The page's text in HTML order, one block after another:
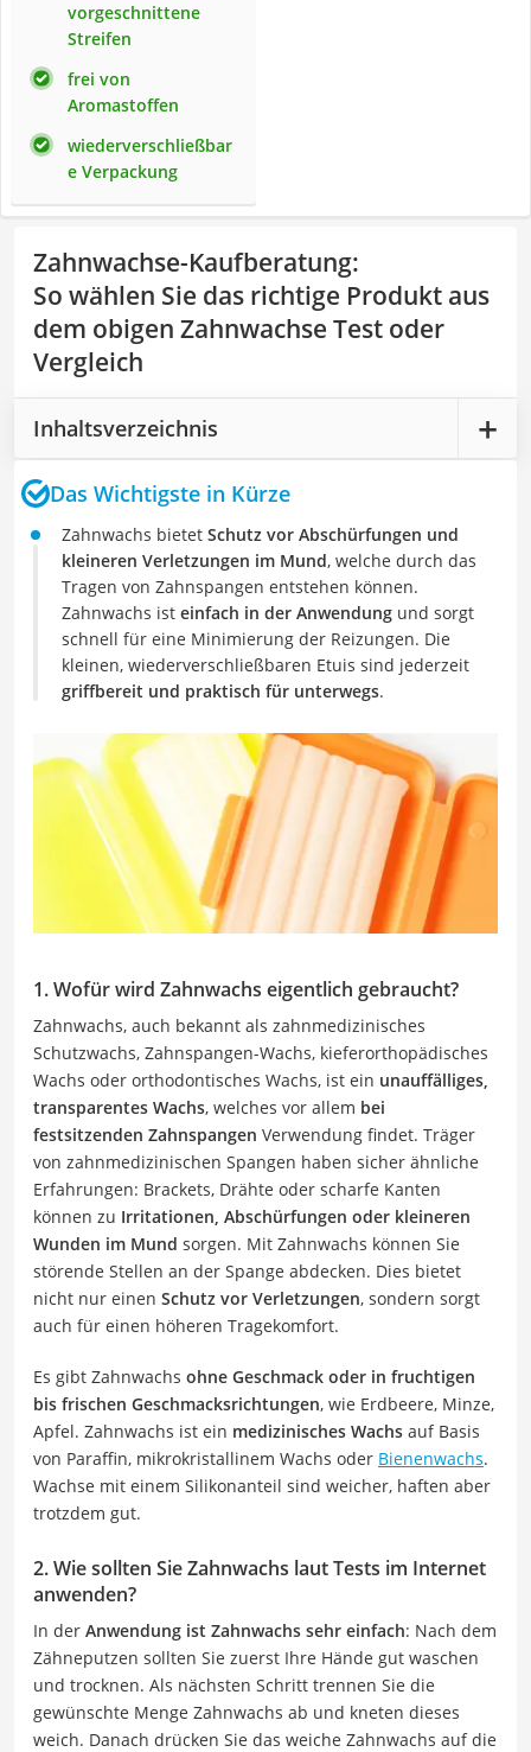
vorgeschnittene
Streifen
frei von
Aromastoffen
wiederverschließbar
e Verpackung
Zahnwachse-Kaufberatung:
So wählen Sie das richtige Produkt aus
dem obigen Zahnwachse Test oder
Vergleich
Inhaltsverzeichnis
Das Wichtigste in Kürze
Zahnwachs bietet Schutz vor Abschürfungen und
kleineren Verletzungen im Mund, welche durch das
Tragen von Zahnspangen entstehen können.
Zahnwachs ist einfach in der Anwendung und sorgt
schnell für eine Minimierung der Reizungen. Die
kleinen, wiederverschließbaren Etuis sind jederzeit
griffbereit und praktisch für unterwegs.
1. Wofür wird Zahnwachs eigentlich gebraucht?
Zahnwachs, auch bekannt als zahnmedizinisches
Schutzwachs, Zahnspangen-Wachs, kieferorthopädisches
Wachs oder orthodontisches Wachs, ist ein unauffälliges,
transparentes Wachs, welches vor allem bei
festsitzenden Zahnspangen Verwendung findet. Träger
von zahnmedizinischen Spangen haben sicher ähnliche
Erfahrungen: Brackets, Drähte oder scharfe Kanten
können zu Irritationen, Abschürfungen oder kleineren
Wunden im Mund sorgen. Mit Zahnwachs können Sie
störende Stellen an der Spange abdecken. Dies bietet
nicht nur einen Schutz vor Verletzungen, sondern sorgt
auch für einen höheren Tragekomfort.
Es gibt Zahnwachs ohne Geschmack oder in fruchtigen
bis frischen Geschmacksrichtungen, wie Erdbeere, Minze,
Apfel. Zahnwachs ist ein medizinisches Wachs auf Basis
von Paraffin, mikrokristallinem Wachs oder Bienenwachs.
Wachse mit einem Silikonanteil sind weicher, haften aber
trotzdem gut.
2. Wie sollten Sie Zahnwachs laut Tests im Internet
anwenden?
In der Anwendung ist Zahnwachs sehr einfach: Nach dem
Zähneputzen sollten Sie zuerst Ihre Hände gut waschen
und trocknen. Als nächsten Schritt trennen Sie die
gewünschte Menge Zahnwachs ab und kneten dieses
weich. Danach drücken Sie das weiche Zahnwachs auf die